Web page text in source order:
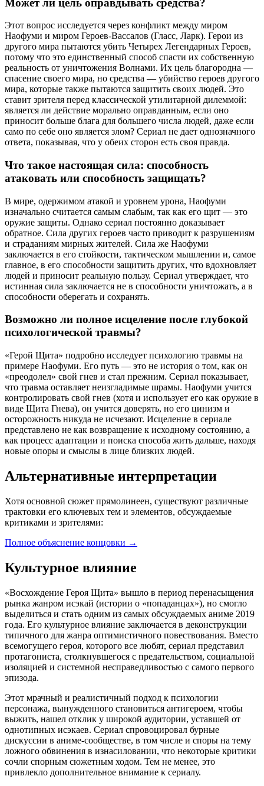
Этот вопрос исследуется через конфликт между миром
Наофуми и миром Героев-Вассалов (Гласс, Ларк). Герои из
другого мира пытаются убить Четырех Легендарных Героев,
потому что это единственный способ спасти их собственную
реальность от уничтожения Волнами. Их цель благородна —
спасение своего мира, но средства — убийство героев другого
мира, которые также пытаются защитить своих людей. Это
ставит зрителя перед классической утилитарной дилеммой:
является ли действие морально оправданным, если оно
приносит больше блага для большего числа людей, даже если
само по себе оно является злом? Сериал не дает однозначного
ответа, показывая, что у обеих сторон есть своя правда.
Что такое настоящая сила: способность
атаковать или способность защищать?
В мире, одержимом атакой и уровнем урона, Наофуми
изначально считается самым слабым, так как его щит — это
оружие защиты. Однако сериал постоянно доказывает
обратное. Сила других героев часто приводит к разрушениям
и страданиям мирных жителей. Сила же Наофуми
заключается в его стойкости, тактическом мышлении и, самое
главное, в его способности защитить других, что вдохновляет
людей и приносит реальную пользу. Сериал утверждает, что
истинная сила заключается не в способности уничтожать, а в
способности оберегать и сохранять.
Возможно ли полное исцеление после глубокой
психологической травмы?
«Герой Щита» подробно исследует психологию травмы на
примере Наофуми. Его путь — это не история о том, как он
«преодолел» свой гнев и стал прежним. Сериал показывает,
что травма оставляет неизгладимые шрамы. Наофуми учится
контролировать свой гнев (хотя и использует его как оружие в
виде Щита Гнева), он учится доверять, но его цинизм и
осторожность никуда не исчезают. Исцеление в сериале
представлено не как возвращение к исходному состоянию, а
как процесс адаптации и поиска способа жить дальше, находя
новые опоры и смыслы в лице близких людей.
Альтернативные интерпретации
Хотя основной сюжет прямолинеен, существуют различные
трактовки его ключевых тем и элементов, обсуждаемые
критиками и зрителями:
Полное объяснение концовки →
Культурное влияние
«Восхождение Героя Щита» вышло в период перенасыщения
рынка жанром исэкай (истории о «попаданцах»), но смогло
выделиться и стать одним из самых обсуждаемых аниме 2019
года. Его культурное влияние заключается в деконструкции
типичного для жанра оптимистичного повествования. Вместо
всемогущего героя, которого все любят, сериал представил
протагониста, столкнувшегося с предательством, социальной
изоляцией и системной несправедливостью с самого первого
эпизода.
Этот мрачный и реалистичный подход к психологии
персонажа, вынужденного становиться антигероем, чтобы
выжить, нашел отклик у широкой аудитории, уставшей от
однотипных исэкаев. Сериал спровоцировал бурные
дискуссии в аниме-сообществе, в том числе и споры на тему
ложного обвинения в изнасиловании, что некоторые критики
сочли спорным сюжетным ходом. Тем не менее, это
привлекло дополнительное внимание к сериалу.